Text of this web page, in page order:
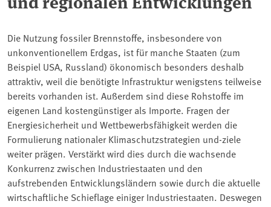
Die Nutzung fossiler Brennstoffe, insbesondere von
unkonventionellem Erdgas, ist für manche Staaten (zum
Beispiel USA, Russland) ökonomisch besonders deshalb
attraktiv, weil die benötigte Infrastruktur wenigstens teilweise
bereits vorhanden ist. Außerdem sind diese Rohstoffe im
eigenen Land kostengünstiger als Importe. Fragen der
Energiesicherheit und Wettbewerbsfähigkeit werden die
Formulierung nationaler Klimaschutzstrategien und-ziele
weiter prägen. Verstärkt wird dies durch die wachsende
Konkurrenz zwischen Industriestaaten und den
aufstrebenden Entwicklungsländern sowie durch die aktuelle
wirtschaftliche Schieflage einiger Industriestaaten. Deswegen